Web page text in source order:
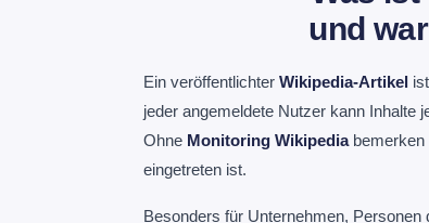
und
Ein veröffentlichter Wikipedia-Artikel
jeder angemeldete Nutzer kann Inhalte
Ohne Monitoring Wikipediabemerken
eingetreten ist.
Besonders für Unternehmen,